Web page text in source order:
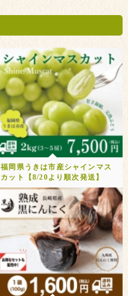
福岡県うきは市産シャインマス
カット【8/20より順次発送】